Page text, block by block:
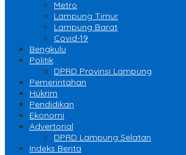
Metro
Lampung Timur
Lampung Barat
Covid-19
Bengkulu
Politik
DPRD Provinsi Lampung
Pemerintahan
Hukrim
Pendidikan
Ekonomi
Advertorial
DPRD Lampung Selatan
Indeks Berita